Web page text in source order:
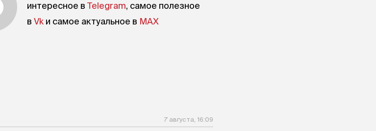
интересное в Telegram, самое полезное
в Vk и самое актуальное в MAX
7 августа, 16:09